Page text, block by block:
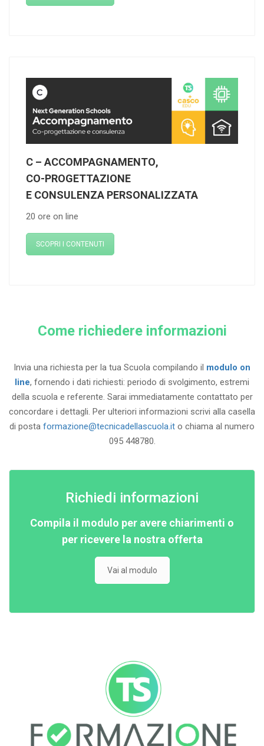
C – ACCOMPAGNAMENTO,
CO-PROGETTAZIONE
E CONSULENZA PERSONALIZZATA
20 ore on line
SCOPRI I CONTENUTI
Come richiedere informazioni
Invia una richiesta per la tua Scuola compilando il modulo on
line, fornendo i dati richiesti: periodo di svolgimento, estremi
della scuola e referente. Sarai immediatamente contattato per
concordare i dettagli. Per ulteriori informazioni scrivi alla casella
di posta formazione@tecnicadellascuola.it o chiama al numero
095 448780.
Richiedi informazioni
Compila il modulo per avere chiarimenti o
per ricevere la nostra offerta
Vai al modulo